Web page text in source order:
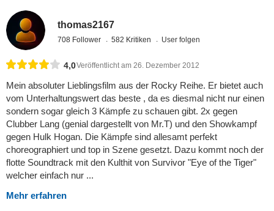
thomas2167
708 Follower 582 Kritiken User folgen
4,0Veröffentlicht am 26. Dezember 2012
Mein absoluter Lieblingsfilm aus der Rocky Reihe. Er bietet auch
vom Unterhaltungswert das beste , da es diesmal nicht nur einen
sondern sogar gleich 3 Kämpfe zu schauen gibt. 2x gegen
Clubber Lang (genial dargestellt von Mr.T) und den Showkampf
gegen Hulk Hogan. Die Kämpfe sind allesamt perfekt
choreographiert und top in Szene gesetzt. Dazu kommt noch der
flotte Soundtrack mit den Kulthit von Survivor "Eye of the Tiger"
welcher einfach nur ...
Mehr erfahren